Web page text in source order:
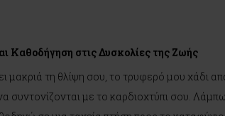
Καθοδήγηση στις Δυσκολίες της Ζωής
μακριά τη θλίψη σου, το τρυφερό μου χάδι
συντονίζονται με το καρδιοχτύπι σου.